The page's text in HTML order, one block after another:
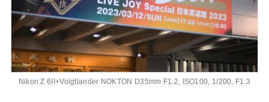
Nikon Z 6II+Voigtlander NOKTON D35mm F1.2, ISO100, 1/200, F1.3